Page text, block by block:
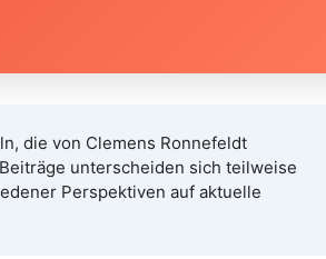
die von Clemens Ronnefeldt
unterscheiden sich teilweise
Perspektiven auf aktuelle